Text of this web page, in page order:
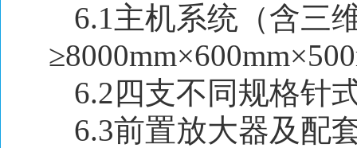
6.1主机系统（含三
6.2四支不同规格针
6.3前置放大器及配